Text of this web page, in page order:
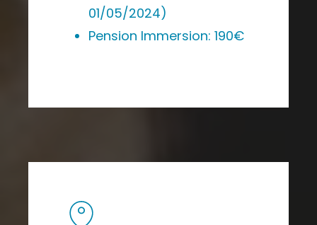
01/05/2024)
Pension Immersion: 190€